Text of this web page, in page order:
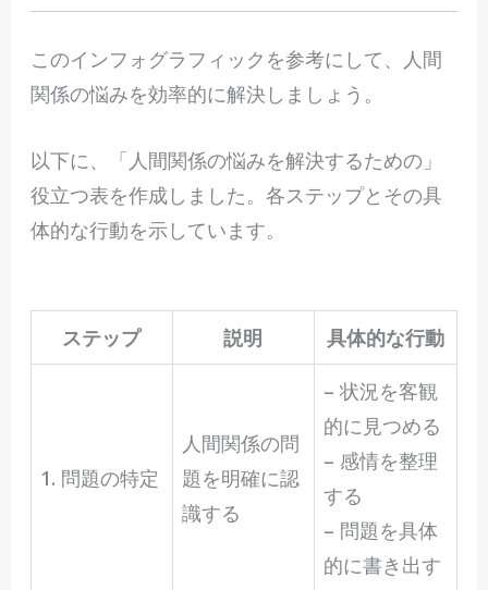
このインフォグラフィックを参考にして、人間
関係の悩みを効率的に解決しましょう。
以下に、「人間関係の悩みを解決するための」
役立つ表を作成しました。各ステップとその具
体的な行動を示しています。
ステップ 説明 具体的な行動
1. 問題の特定
人間関係の問
題を明確に認
識する
– 状況を客観
的に見つめる
– 感情を整理
する
– 問題を具体
的に書き出す